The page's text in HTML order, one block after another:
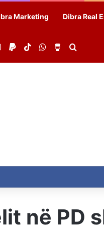
Marketing Dibra Real
Instagram
PaypalTikTokWhatsAppBuy Me a
në PD